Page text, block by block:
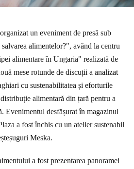
un eveniment de presă sub
alimentelor?", având la centru
alimentare în Ungaria" realizată de
mese rotunde de discuții a analizat
cu sustenabilitatea și eforturile
alimentară din țară pentru a
Evenimentul desfășurat în magazinul
a fost închis cu un atelier sustenabil
Meska.
a fost prezentarea panoramei